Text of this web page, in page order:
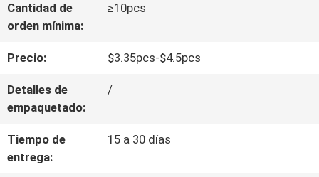
EN
CONTACTO
PIDA
UNA
Cantidad de
orden mínima:
≥10pcs
Precio: $3.35pcs-$4.5pcs
Detalles de
empaquetado:
/
Tiempo de
entrega:
15 a 30 días